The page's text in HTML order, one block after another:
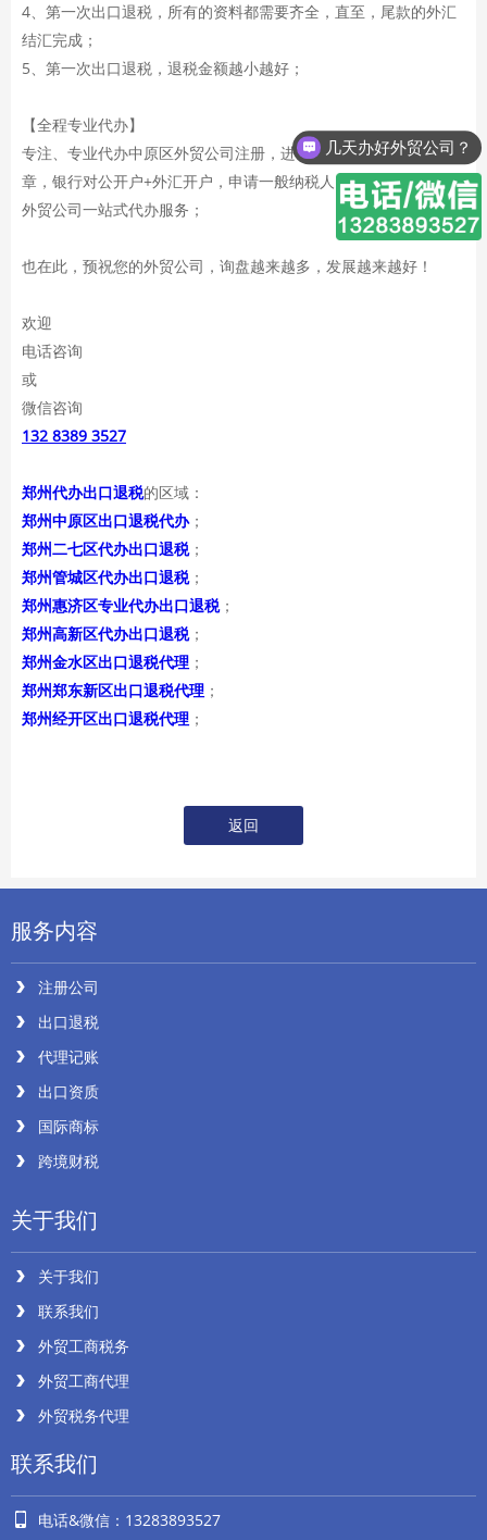
4、第一次出口退税，所有的资料都需要齐全，直至，尾款的外汇
结汇完成；
5、第一次出口退税，退税金额越小越好；
【全程专业代办】
专注、专业代办中原区外贸公司注册，进出口权海关证，中英文
章，银行对公开户+外汇开户，申请一般纳税人，代理记账，等，
外贸公司一站式代办服务；
也在此，预祝您的外贸公司，询盘越来越多，发展越来越好！
欢迎
电话咨询
或
微信咨询
132 8389 3527
郑州代办出口退税的区域：
郑州中原区出口退税代办；
郑州二七区代办出口退税；
郑州管城区代办出口退税；
郑州惠济区专业代办出口退税；
郑州高新区代办出口退税；
郑州金水区出口退税代理 ；
郑州郑东新区出口退税代理 ；
郑州经开区出口退税代理 ；
返回
服务内容
注册公司
出口退税
代理记账
出口资质
国际商标
跨境财税
关于我们
关于我们
联系我们
外贸工商税务
外贸工商代理
外贸税务代理
联系我们
电话&微信：13283893527
几天办好外贸公司？